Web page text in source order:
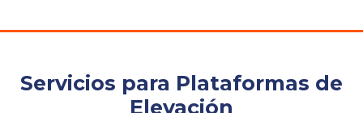
Servicios para Plataformas de
Elevación